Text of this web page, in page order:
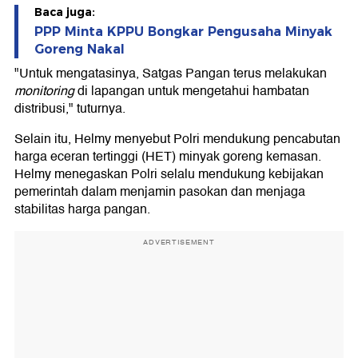
Baca juga:
PPP Minta KPPU Bongkar Pengusaha Minyak
Goreng Nakal
"Untuk mengatasinya, Satgas Pangan terus melakukan
monitoringdi lapangan untuk mengetahui hambatan
distribusi," tuturnya.
Selain itu, Helmy menyebut Polri mendukung pencabutan
harga eceran tertinggi (HET) minyak goreng kemasan.
Helmy menegaskan Polri selalu mendukung kebijakan
pemerintah dalam menjamin pasokan dan menjaga
stabilitas harga pangan.
ADVERTISEMENT